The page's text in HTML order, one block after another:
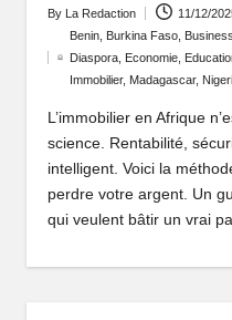
d
u
Posted
By La Redaction 11/12/
Benin, Burkina Faso, Business
Diaspora, Economie,
Immobilier, Madagascar,
L’immobilier en Afrique
science. Rentabilité,
intelligent. Voici la
perdre votre argent. Un
qui veulent bâtir un vrai